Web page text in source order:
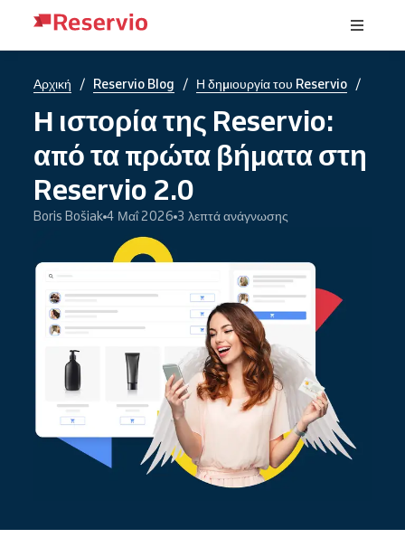
Αρχική / Reservio Blog / Η δημιουργία του Reservio /
Η ιστορία της Reservio:
από τα πρώτα βήματα στη
Reservio 2.0
Boris Bošiak 4 Μαΐ 2026 3 λεπτά ανάγνωσης